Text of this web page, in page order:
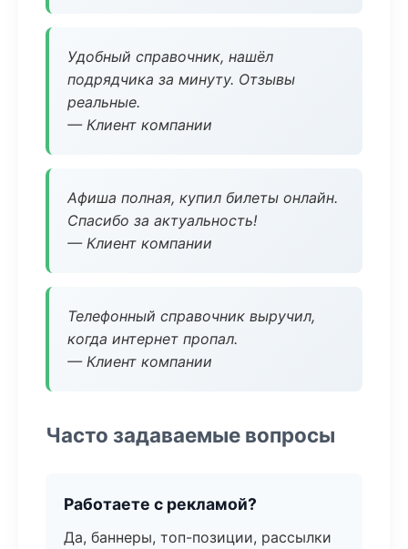
Удобный справочник, нашёл
подрядчика за минуту. Отзывы
реальные.
— Клиент компании
Афиша полная, купил билеты онлайн.
Спасибо за актуальность!
— Клиент компании
Телефонный справочник выручил,
когда интернет пропал.
— Клиент компании
Часто задаваемые вопросы
Работаете с рекламой?
Да, баннеры, топ-позиции, рассылки